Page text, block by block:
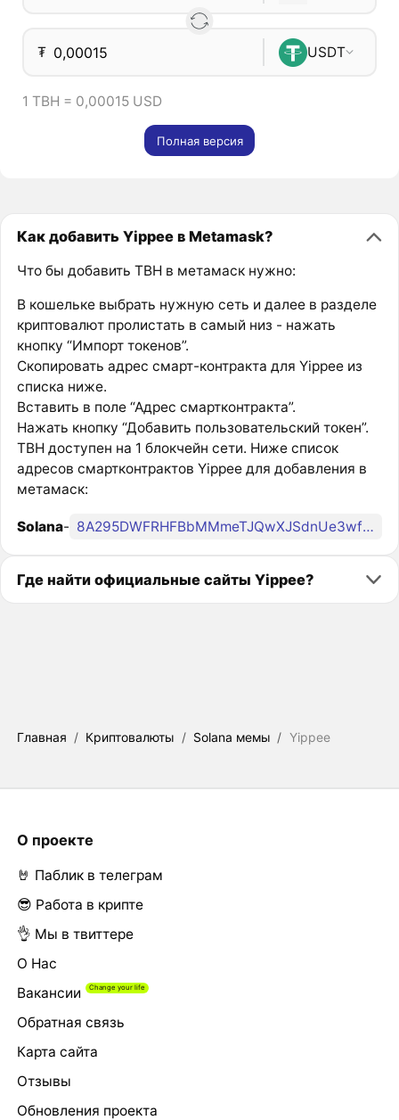
₮ USDT
1 TBH = 0,00015 USD
Полная версия
Как добавить Yippee в Metamask?
Что бы добавить TBH в метамаск нужно:
В кошельке выбрать нужную сеть и далее в разделе
криптовалют пролистать в самый низ - нажать
кнопку “Импорт токенов”.
Скопировать адрес смарт-контракта для Yippee из
списка ниже.
Вставить в поле “Адрес смартконтракта”.
Нажать кнопку “Добавить пользовательский токен”.
TBH доступен на 1 блокчейн сети. Ниже список
адресов смартконтрактов Yippee для добавления в
метамаск:
Solana- 8A295DWFRHFBbMMmeTJQwXJSdnUe3wfh6QX6gK4Tpump
Где найти официальные сайты Yippee?
Главная / Криптовалюты / Solana мемы / Yippee
О проекте
🤘 Паблик в телеграм
😎 Работа в крипте
👌 Мы в твиттере
О Нас
Вакансии
Обратная связь
Карта сайта
Отзывы
Обновления проекта